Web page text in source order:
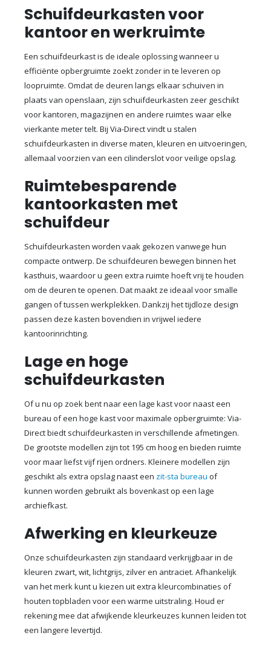
Schuifdeurkasten voor
kantoor en werkruimte
Een schuifdeurkast is de ideale oplossing wanneer u
efficiënte opbergruimte zoekt zonder in te leveren op
loopruimte. Omdat de deuren langs elkaar schuiven in
plaats van openslaan, zijn schuifdeurkasten zeer geschikt
voor kantoren, magazijnen en andere ruimtes waar elke
vierkante meter telt. Bij Via-Direct vindt u stalen
schuifdeurkasten in diverse maten, kleuren en uitvoeringen,
allemaal voorzien van een cilinderslot voor veilige opslag.
Ruimtebesparende
kantoorkasten met
schuifdeur
Schuifdeurkasten worden vaak gekozen vanwege hun
compacte ontwerp. De schuifdeuren bewegen binnen het
kasthuis, waardoor u geen extra ruimte hoeft vrij te houden
om de deuren te openen. Dat maakt ze ideaal voor smalle
gangen of tussen werkplekken. Dankzij het tijdloze design
passen deze kasten bovendien in vrijwel iedere
kantoorinrichting.
Lage en hoge
schuifdeurkasten
Of u nu op zoek bent naar een lage kast voor naast een
bureau of een hoge kast voor maximale opbergruimte: Via-
Direct biedt schuifdeurkasten in verschillende afmetingen.
De grootste modellen zijn tot 195 cm hoog en bieden ruimte
voor maar liefst vijf rijen ordners. Kleinere modellen zijn
geschikt als extra opslag naast een zit-sta bureau of
kunnen worden gebruikt als bovenkast op een lage
archiefkast.
Afwerking en kleurkeuze
Onze schuifdeurkasten zijn standaard verkrijgbaar in de
kleuren zwart, wit, lichtgrijs, zilver en antraciet. Afhankelijk
van het merk kunt u kiezen uit extra kleurcombinaties of
houten topbladen voor een warme uitstraling. Houd er
rekening mee dat afwijkende kleurkeuzes kunnen leiden tot
een langere levertijd.